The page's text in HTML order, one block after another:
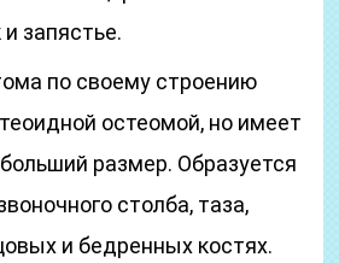
и запястье.
по своему строению
остеомой, но имеет
размер. Образуется
столба, таза,
и бедренных костях.